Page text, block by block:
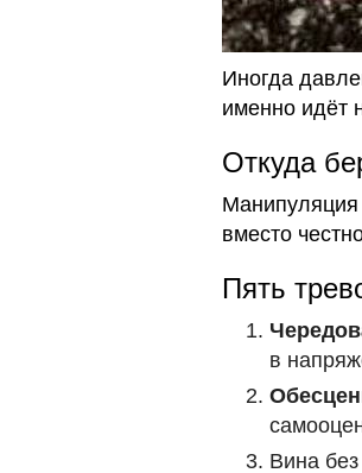
Иногда
именно идёт
Откуда
Манипуляция
вместо
Пять
в
Вина